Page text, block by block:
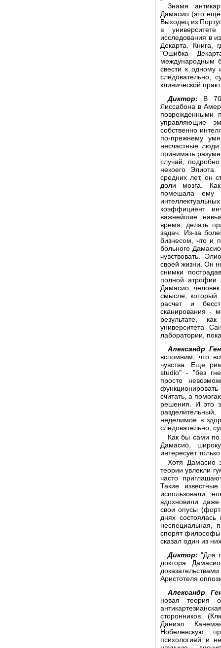
Знамя
Дамасио (это еще
Выходец из
в
исследования в
Декарта. Книга,
"Ошибка
международным
свести к одному
следовательно,
клинической
Диктор: В
Лиссабона в
поврежденными
управляющие
собственно
по-прежнему
несчастные
принимать
случай,
некоего
средних лет, он
доли мозга.
помешала ему
коэффициент
важнейшие
время, делать
задач. Из-за
бизнесом, что и
больного
чувствовать.
своей жизни. Он
снимки
полной атрофии
Дамасио,
смысле, который
расчет и
сканирования -
результате,
университета
лаборатории,
Александр
вспомним, что
чувства. Еще
studio" - "без
просто
считать, а
решения. И это
неделимое в
следовательно,
Как бы сами по
Дамасио,
интересует
Хотя Дамасио
теории увлекли
часто
Такие
использовали
вдохновили
свои опусы
днях
спорят философы
сказал один из
Диктор: "Для
доктора
Аристотеля
Александр
новая теория
сторонников.
Даниэл
Нобелевскую
психологией и